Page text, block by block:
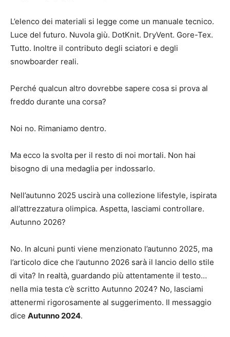
L’elenco dei materiali si legge come un manuale tecnico.
Luce del futuro. Nuvola giù. DotKnit. DryVent. Gore-Tex.
Tutto. Inoltre il contributo degli sciatori e degli
snowboarder reali.
Perché qualcun altro dovrebbe sapere cosa si prova al
freddo durante una corsa?
Noi no. Rimaniamo dentro.
Ma ecco la svolta per il resto di noi mortali. Non hai
bisogno di una medaglia per indossarlo.
Nell’autunno 2025 uscirà una collezione lifestyle, ispirata
all’attrezzatura olimpica. Aspetta, lasciami controllare.
Autunno 2026?
No. In alcuni punti viene menzionato l’autunno 2025, ma
l’articolo dice che l’autunno 2026 sarà il lancio dello stile
di vita? In realtà, guardando più attentamente il testo…
nella mia testa c’è scritto Autunno 2024? No, lasciami
attenermi rigorosamente al suggerimento. Il messaggio
dice Autunno 2024.